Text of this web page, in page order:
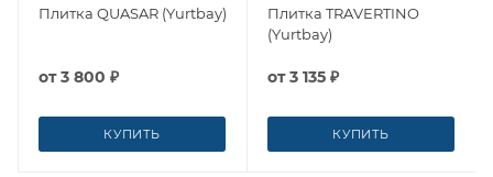
Плитка QUASAR (Yurtbay)
от3 800 ₽
КУПИТЬ
Плитка TRAVERTINO
(Yurtbay)
от3 135 ₽
КУПИТЬ